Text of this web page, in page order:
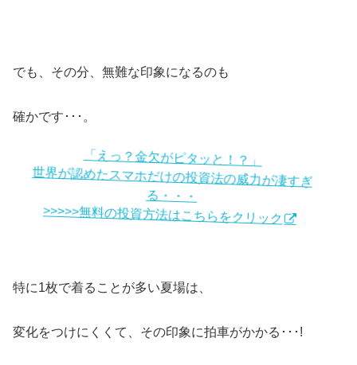
でも、その分、無難な印象になるのも
確かです･･･。
「えっ？金欠がピタッと！？」
世界が認めたスマホだけの投資法の威力が凄すぎ
る・・・
>>>>>無料の投資方法はこちらをクリック
特に1枚で着ることが多い夏場は、
変化をつけにくくて、その印象に拍車がかかる･･･!